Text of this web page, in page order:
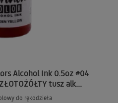
Alcohol Ink 0.5oz #04
tusz alk...
do rękodzieła